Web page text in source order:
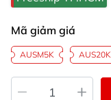
Mã giảm giá
AUSM5K AUS20K